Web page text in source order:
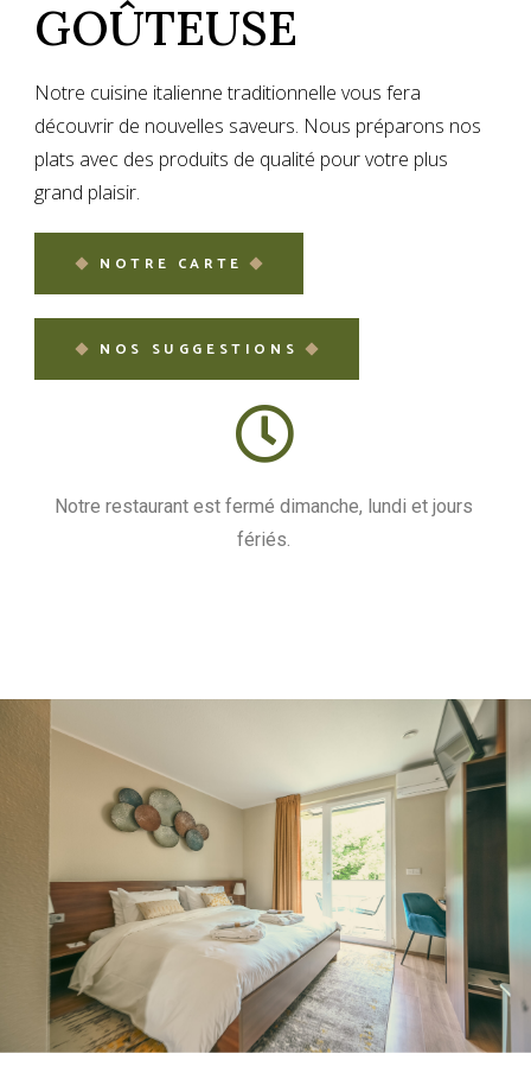
GOÛTEUSE
Notre cuisine italienne traditionnelle vous fera
découvrir de nouvelles saveurs. Nous préparons nos
plats avec des produits de qualité pour votre plus
grand plaisir.
NOTRE CARTE
NOS SUGGESTIONS
Notre restaurant est fermé dimanche, lundi et jours
fériés.